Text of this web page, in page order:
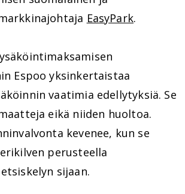
EasyPark.
Espoo yksinkertaistaa
vaatimia edellytyksiä. Se
eikä niiden huoltoa.
kevenee, kun se
perusteella
sijaan.